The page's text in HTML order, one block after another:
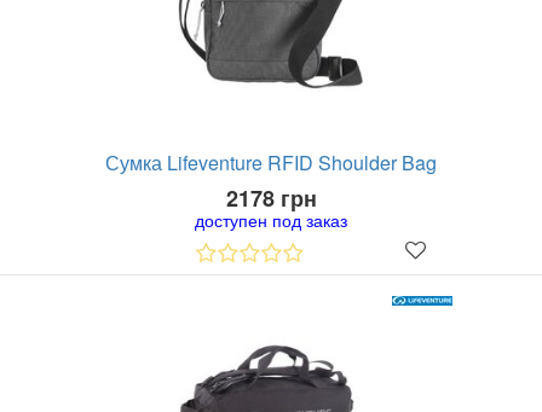
Сумка Lifeventure RFID Shoulder Bag
2178 грн
доступен под заказ